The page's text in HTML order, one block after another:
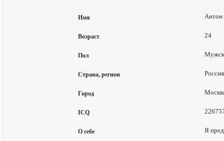
Имя Антон
Возраст 24
Пол
Страна, регион
Город
ICQ
О себе
Я